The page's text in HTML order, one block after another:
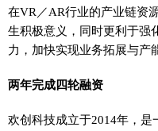
在VR／AR行业的产业链资
生积极意义，同时更利于强
力，加快实现业务拓展与产
两年完成四轮融资
欢创科技成立于2014年，是